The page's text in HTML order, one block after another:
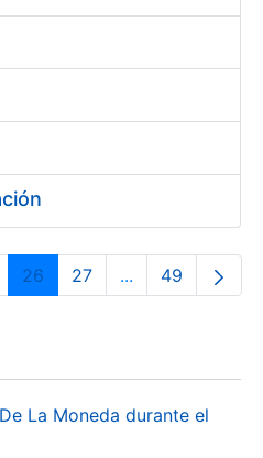
intermedias Use TAB para
Página
26 Página
27 ...PáginasPágina
49
La Moneda durante el